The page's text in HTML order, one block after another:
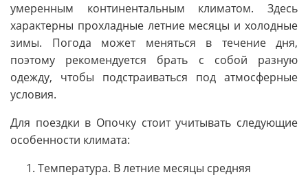
умеренным континентальным климатом. Здесь
характерны прохладные летние месяцы и холодные
зимы. Погода может меняться в течение дня,
поэтому рекомендуется брать с собой разную
одежду, чтобы подстраиваться под атмосферные
условия.
Для поездки в Опочку стоит учитывать следующие
особенности климата:
Температура. В летние месяцы средняя